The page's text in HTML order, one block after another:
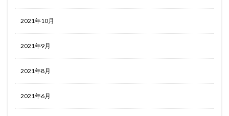
2021年10月
2021年9月
2021年8月
2021年6月